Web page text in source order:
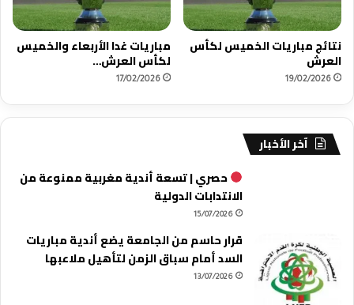
نتائج مباريات الخميس لكأس
العرش
19/02/2026
مباريات غدا الأربعاء والخميس
لكأس العرش…
17/02/2026
آخر الأخبار
حصري | تسعة أندية مغربية ممنوعة من
الانتدابات الدولية
15/07/2026
قرار حاسم من الجامعة يضع أندية مباريات
السد أمام سباق الزمن لتأهيل ملاعبها
13/07/2026